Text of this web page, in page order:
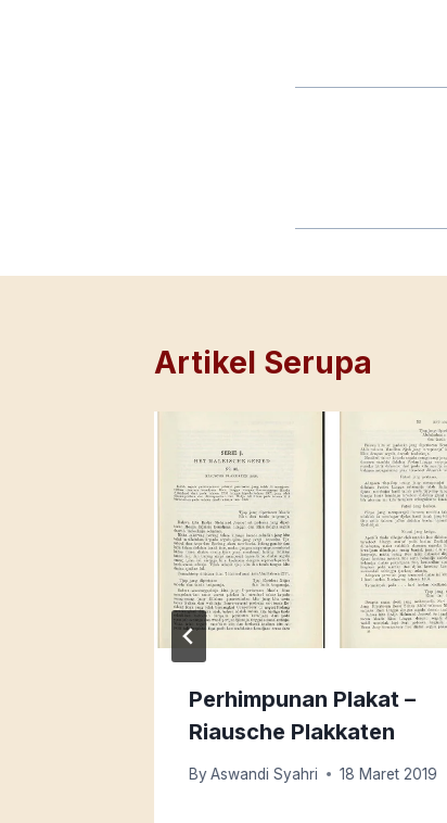
Artikel Serupa
Perhimpunan Plakat –
Riausche Plakkaten
ByAswandi Syahri 18 Maret 2019